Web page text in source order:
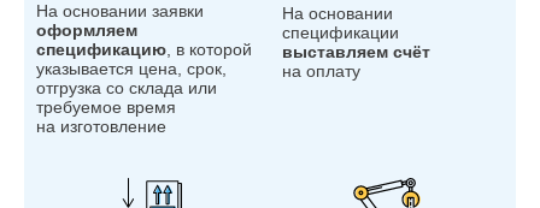
На основании заявки
оформляем
спецификацию , в которой
указывается цена, срок,
отгрузка со склада или
требуемое время
на изготовление
На основании
спецификации
выставляем счёт
на оплату